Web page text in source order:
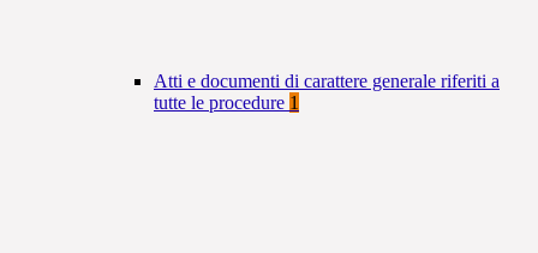
Atti e documenti di carattere generale riferiti a
tutte le procedure 1